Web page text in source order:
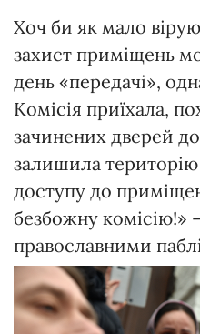
Хоч би як мало
захист приміщень
день «передачі»,
Комісія приїхала,
зачинених дверей до
залишила
доступу до
безбожну комісію!»
православними